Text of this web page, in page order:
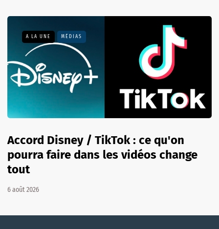
A LA UNE MÉDIAS
Accord Disney / TikTok : ce qu'on
pourra faire dans les vidéos change
tout
6 août 2026